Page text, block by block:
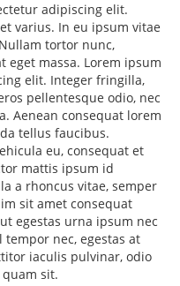
adipiscing elit.
varius. In eu ipsum vitae
tortor nunc,
eget massa. Lorem ipsum
elit. Integer fringilla,
pellentesque odio, nec
Aenean consequat lorem
tellus faucibus.
eu, consequat et
mattis ipsum id
a rhoncus vitae, semper
sit amet consequat
egestas urna ipsum nec
nec, egestas at
iaculis pulvinar, odio
sit.